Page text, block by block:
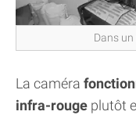
Dans
La caméra
infra-rouge plutôt